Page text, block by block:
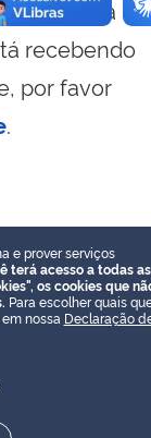
essa
recebendo
por favor
.
e prover serviços
terá acesso a todas as
os cookies que
Para escolher quais
nossa Declaração